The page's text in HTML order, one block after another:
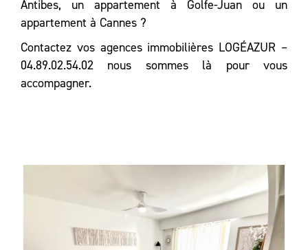
Antibes, un appartement à Golfe-Juan ou un
appartement à Cannes ?
Contactez vos agences immobilières LOGÉAZUR –
04.89.02.54.02 nous sommes là pour vous
accompagner.